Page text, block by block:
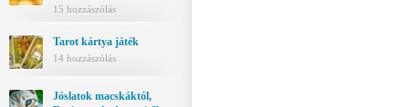
15 hozzászólás
Tarot kártya játék
14 hozzászólás
Jóslatok macskáktól,